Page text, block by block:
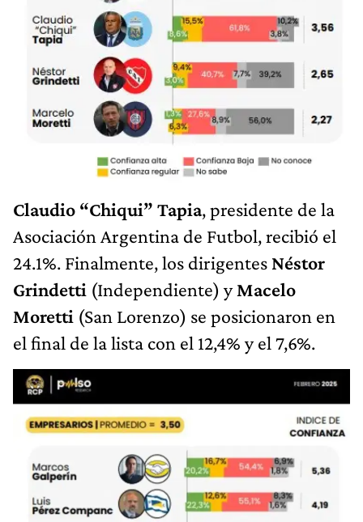
Claudio “Chiqui” Tapia, presidente de la
Asociación Argentina de Futbol, recibió el
24.1%. Finalmente, los dirigentes Néstor
Grindetti (Independiente) yMacelo
Moretti (San Lorenzo) se posicionaron en
el final de la lista con el 12,4% y el 7,6%.